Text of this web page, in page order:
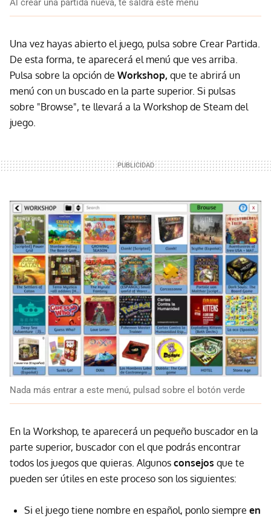
Al crear una partida nueva, te saldrá este menú
Una vez hayas abierto el juego, pulsa sobre Crear Partida.
De esta forma, te aparecerá el menú que ves arriba.
Pulsa sobre la opción de Workshop, que te abrirá un
menú con un buscado en la parte superior. Si pulsas
sobre "Browse", te llevará a la Workshop de Steam del
juego.
Nada más entrar a este menú, pulsad sobre el botón verde
En la Workshop, te aparecerá un pequeño buscador en la
parte superior, buscador con el que podrás encontrar
todos los juegos que quieras. Algunos consejos que te
pueden ser útiles en este proceso son los siguientes:
Si el juego tiene nombre en español, ponlo siempre en